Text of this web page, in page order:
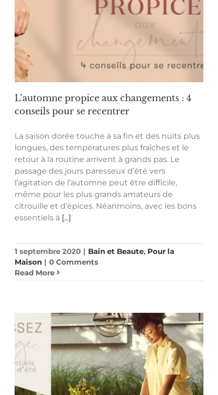
L’automne propice aux changements : 4
conseils pour se recentrer
La saison dorée touche à sa fin et des nuits plus
longues, des températures plus fraîches et le
retour à la routine arrivent à grands pas. Le
passage des jours paresseux d’été vers
l’agitation de l’automne peut être difficile,
même pour les plus grands amateurs de
citrouille et d’épices. Néanmoins, avec les bons
essentiels à [...]
1 septembre 2020 | Bain et Beaute, Pour la
Maison | 0 Comments
Read More